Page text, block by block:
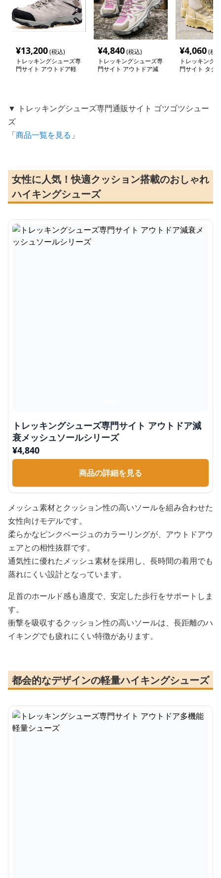
¥13,200(税込)
トレッキングシューズ専
門サイト アウトドア軽
¥4,840(税込)
トレッキングシューズ専
門サイト アウトドア減
¥4,060(税
トレッキング
門サイト タク
▼ トレッキングシューズ専門通販サイト ゴツゴツシュー
ズ
「商品一覧を見る 」
女性に人気！快適クッション搭載のおしゃれ
ハイキングシューズ
トレッキングシューズ専門サイト アウトドア減
衰メッシュソールシリーズ
¥4,840
商品の詳細を見る
メッシュ素材とクッション性の高いソールを組み合わせた
女性向けモデルです。
柔らかなピンクベージュのカラーリングが、アウトドアウ
ェアとの相性抜群です。
通気性に優れたメッシュ素材を採用し、長時間の着用でも
蒸れにくい設計となっています。
足首のホールド感も適度で、安定した歩行をサポートしま
す。
衝撃を吸収するクッション性の高いソールは、長距離のハ
イキングでも疲れにくい特徴があります。
都会的なデザインの軽量ハイキングシューズ